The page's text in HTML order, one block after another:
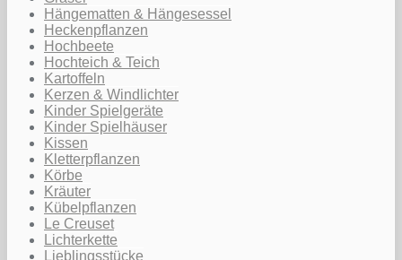
Hängematten & Hängesessel
Heckenpflanzen
Hochbeete
Hochteich & Teich
Kartoffeln
Kerzen & Windlichter
Kinder Spielgeräte
Kinder Spielhäuser
Kissen
Kletterpflanzen
Körbe
Kräuter
Kübelpflanzen
Le Creuset
Lichterkette
Lieblingsstücke